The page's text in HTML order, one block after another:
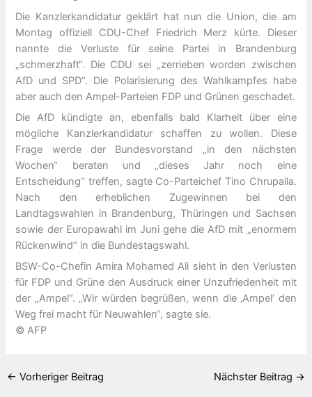
Die Kanzlerkandidatur geklärt hat nun die Union, die am
Montag offiziell CDU-Chef Friedrich Merz kürte. Dieser
nannte die Verluste für seine Partei in Brandenburg
„schmerzhaft“. Die CDU sei „zerrieben worden zwischen
AfD und SPD“. Die Polarisierung des Wahlkampfes habe
aber auch den Ampel-Parteien FDP und Grünen geschadet.
Die AfD kündigte an, ebenfalls bald Klarheit über eine
mögliche Kanzlerkandidatur schaffen zu wollen. Diese
Frage werde der Bundesvorstand „in den nächsten
Wochen“ beraten und „dieses Jahr noch eine
Entscheidung“ treffen, sagte Co-Parteichef Tino Chrupalla.
Nach den erheblichen Zugewinnen bei den
Landtagswahlen in Brandenburg, Thüringen und Sachsen
sowie der Europawahl im Juni gehe die AfD mit „enormem
Rückenwind“ in die Bundestagswahl.
BSW-Co-Chefin Amira Mohamed Ali sieht in den Verlusten
für FDP und Grüne den Ausdruck einer Unzufriedenheit mit
der „Ampel“. „Wir würden begrüßen, wenn die ‚Ampel‘ den
Weg frei macht für Neuwahlen“, sagte sie.
© AFP
← Vorheriger Beitrag Nächster Beitrag →